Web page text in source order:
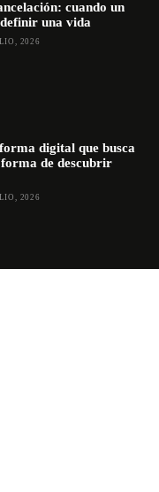
cuando un
una vida
2026
digital que busca
de descubrir
2026